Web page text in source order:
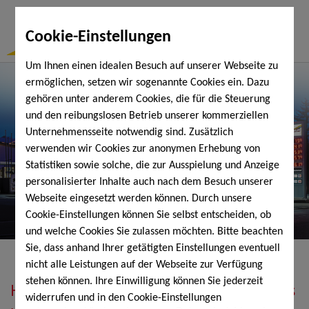
Cookie-Einstellungen
Um Ihnen einen idealen Besuch auf unserer Webseite zu
ermöglichen, setzen wir sogenannte Cookies ein. Dazu
gehören unter anderem Cookies, die für die Steuerung
und den reibungslosen Betrieb unserer kommerziellen
Unternehmensseite notwendig sind. Zusätzlich
verwenden wir Cookies zur anonymen Erhebung von
Statistiken sowie solche, die zur Ausspielung und Anzeige
personalisierter Inhalte auch nach dem Besuch unserer
Webseite eingesetzt werden können. Durch unsere
Cookie-Einstellungen können Sie selbst entscheiden, ob
und welche Cookies Sie zulassen möchten. Bitte beachten
Sie, dass anhand Ihrer getätigten Einstellungen eventuell
nicht alle Leistungen auf der Webseite zur Verfügung
stehen können. Ihre Einwilligung können Sie jederzeit
widerrufen und in den Cookie-Einstellungen
Heizöl, Diesel, Schmierstoffe, Holzpellets